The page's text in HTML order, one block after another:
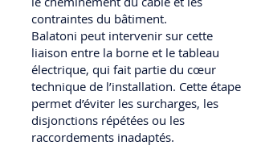
contraintes du bâtiment.
Balatoni peut intervenir sur cette
liaison entre la borne et le tableau
électrique, qui fait partie du cœur
technique de l’installation. Cette étape
permet d’éviter les surcharges, les
disjonctions répétées ou les
raccordements inadaptés.